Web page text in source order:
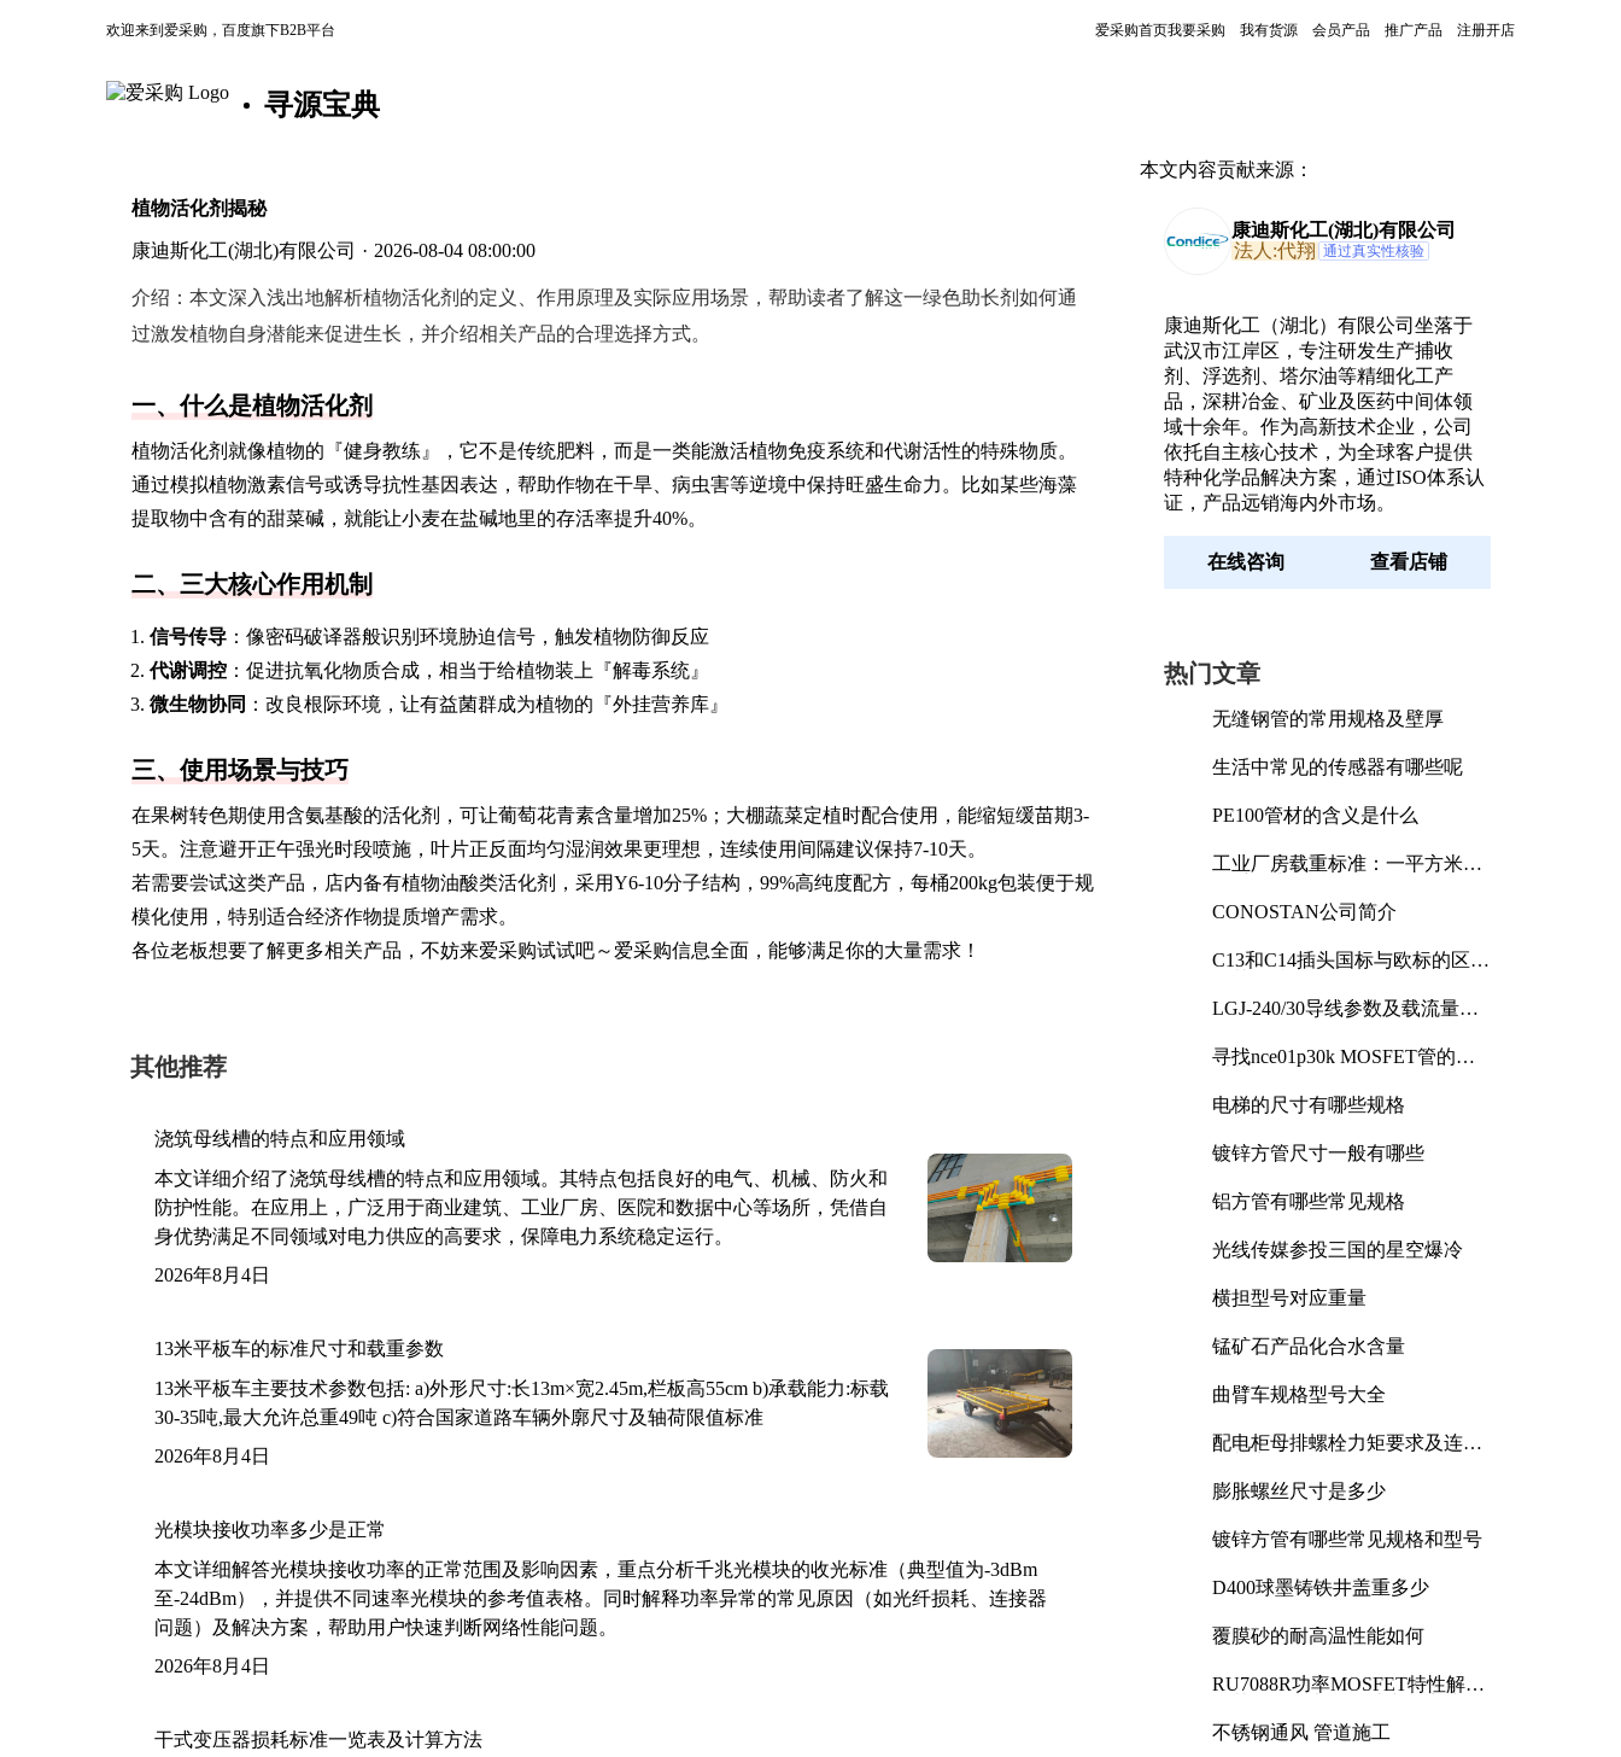
欢迎来到爱采购，百度旗下B2B平台 爱采购首页我要采购 我有货源 会员产品 推广产品 注册开店
寻源宝典
植物活化剂揭秘
康迪斯化工(湖北)有限公司 · 2026-08-04 08:00:00
介绍： 本文深入浅出地解析植物活化剂的定义、作用原理及实际应用场景，帮助读者了解这一绿色助长剂如何通
过激发植物自身潜能来促进生长，并介绍相关产品的合理选择方式。
一、什么是植物活化剂
植物活化剂就像植物的『健身教练』，它不是传统肥料，而是一类能激活植物免疫系统和代谢活性的特殊物质。
通过模拟植物激素信号或诱导抗性基因表达，帮助作物在干旱、病虫害等逆境中保持旺盛生命力。比如某些海藻
提取物中含有的甜菜碱，就能让小麦在盐碱地里的存活率提升40%。
二、三大核心作用机制
信号传导 ：像密码破译器般识别环境胁迫信号，触发植物防御反应
代谢调控 ：促进抗氧化物质合成，相当于给植物装上『解毒系统』
微生物协同 ：改良根际环境，让有益菌群成为植物的『外挂营养库』
三、使用场景与技巧
在果树转色期使用含氨基酸的活化剂，可让葡萄花青素含量增加25%；大棚蔬菜定植时配合使用，能缩短缓苗期3-
5天。注意避开正午强光时段喷施，叶片正反面均匀湿润效果更理想，连续使用间隔建议保持7-10天。
若需要尝试这类产品，店内备有植物油酸类活化剂，采用Y6-10分子结构，99%高纯度配方，每桶200kg包装便于规
模化使用，特别适合经济作物提质增产需求。
各位老板想要了解更多相关产品，不妨来爱采购试试吧～爱采购信息全面，能够满足你的大量需求！
其他推荐
浇筑母线槽的特点和应用领域
本文详细介绍了浇筑母线槽的特点和应用领域。其特点包括良好的电气、机械、防火和
防护性能。在应用上，广泛用于商业建筑、工业厂房、医院和数据中心等场所，凭借自
身优势满足不同领域对电力供应的高要求，保障电力系统稳定运行。
2026年8月4日
13米平板车的标准尺寸和载重参数
13米平板车主要技术参数包括: a)外形尺寸:长13m×宽2.45m,栏板高55cm b)承载能力:标载
30-35吨,最大允许总重49吨 c)符合国家道路车辆外廓尺寸及轴荷限值标准
2026年8月4日
光模块接收功率多少是正常
本文详细解答光模块接收功率的正常范围及影响因素，重点分析千兆光模块的收光标准（典型值为-3dBm
至-24dBm），并提供不同速率光模块的参考值表格。同时解释功率异常的常见原因（如光纤损耗、连接器
问题）及解决方案，帮助用户快速判断网络性能问题。
2026年8月4日
干式变压器损耗标准一览表及计算方法
本文内容贡献来源：
康迪斯化工(湖北)有限公司
法人:代翔 通过真实性核验
康迪斯化工（湖北）有限公司坐落于
武汉市江岸区，专注研发生产捕收
剂、浮选剂、塔尔油等精细化工产
品，深耕冶金、矿业及医药中间体领
域十余年。作为高新技术企业，公司
依托自主核心技术，为全球客户提供
特种化学品解决方案，通过ISO体系认
证，产品远销海内外市场。
在线咨询 查看店铺
热门文章
无缝钢管的常用规格及壁厚
生活中常见的传感器有哪些呢
PE100管材的含义是什么
工业厂房载重标准：一平方米能
CONOSTAN公司简介
C13和C14插头国标与欧标的区别
LGJ-240/30导线参数及载流量解
寻找nce01p30k MOSFET管的合
电梯的尺寸有哪些规格
镀锌方管尺寸一般有哪些
铝方管有哪些常见规格
光线传媒参投三国的星空爆冷
横担型号对应重量
锰矿石产品化合水含量
曲臂车规格型号大全
配电柜母排螺栓力矩要求及连接
膨胀螺丝尺寸是多少
镀锌方管有哪些常见规格和型号
D400球墨铸铁井盖重多少
覆膜砂的耐高温性能如何
RU7088R功率MOSFET特性解析
不锈钢通风 管道施工